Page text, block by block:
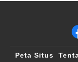
Peta Situs